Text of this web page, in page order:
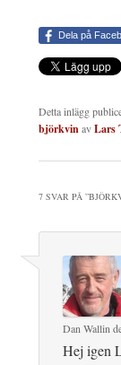
Dela på
Detta inlägg
björkvinavLars
7 SVAR PÅ ”
Dan Wallin
Hej igen